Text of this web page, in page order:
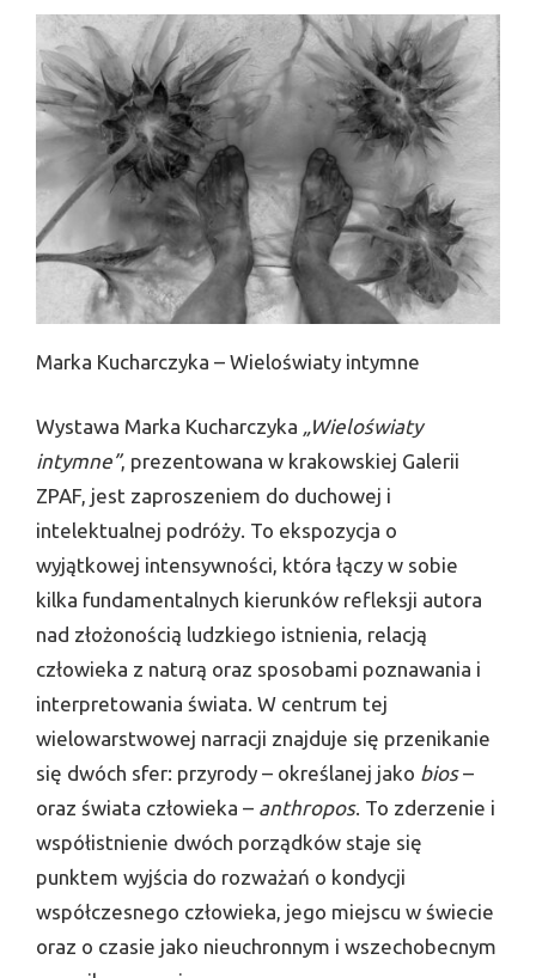
Marka Kucharczyka – Wieloświaty intymne
Wystawa Marka Kucharczyka „Wieloświaty
intymne”, prezentowana w krakowskiej Galerii
ZPAF, jest zaproszeniem do duchowej i
intelektualnej podróży. To ekspozycja o
wyjątkowej intensywności, która łączy w sobie
kilka fundamentalnych kierunków refleksji autora
nad złożonością ludzkiego istnienia, relacją
człowieka z naturą oraz sposobami poznawania i
interpretowania świata. W centrum tej
wielowarstwowej narracji znajduje się przenikanie
się dwóch sfer: przyrody – określanej jako bios–
oraz świata człowieka – anthropos. To zderzenie i
współistnienie dwóch porządków staje się
punktem wyjścia do rozważań o kondycji
współczesnego człowieka, jego miejscu w świecie
oraz o czasie jako nieuchronnym i wszechobecnym